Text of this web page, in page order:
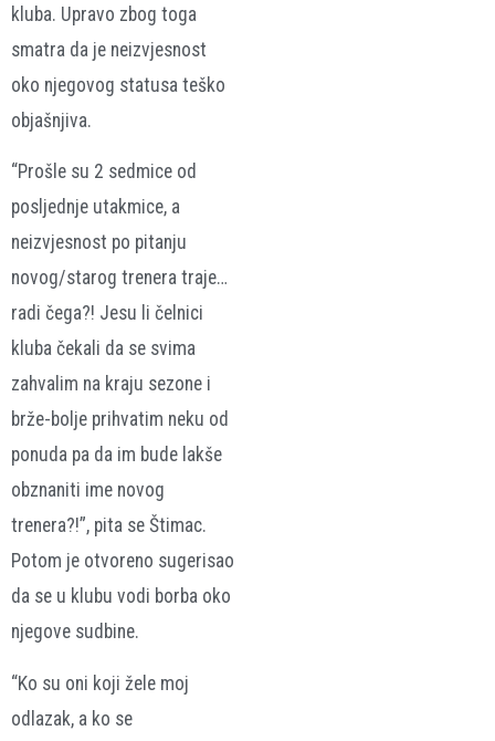
kluba. Upravo zbog toga
smatra da je neizvjesnost
oko njegovog statusa teško
objašnjiva.
“Prošle su 2 sedmice od
posljednje utakmice, a
neizvjesnost po pitanju
novog/starog trenera traje…
radi čega?! Jesu li čelnici
kluba čekali da se svima
zahvalim na kraju sezone i
brže-bolje prihvatim neku od
ponuda pa da im bude lakše
obznaniti ime novog
trenera?!”, pita se Štimac.
Potom je otvoreno sugerisao
da se u klubu vodi borba oko
njegove sudbine.
“Ko su oni koji žele moj
odlazak, a ko se